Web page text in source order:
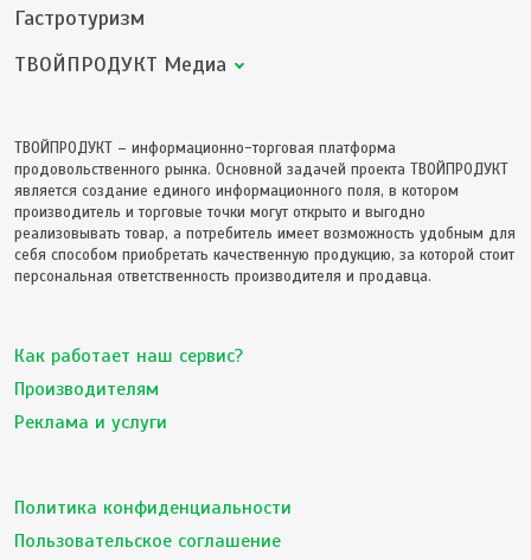
Гастротуризм
ТВОЙПРОДУКТ Медиа
ТВОЙПРОДУКТ – информационно-торговая платформа
продовольственного рынка. Основной задачей проекта ТВОЙПРОДУКТ
является создание единого информационного поля, в котором
производитель и торговые точки могут открыто и выгодно
реализовывать товар, а потребитель имеет возможность удобным для
себя способом приобретать качественную продукцию, за которой стоит
персональная ответственность производителя и продавца.
Как работает наш сервис?
Производителям
Реклама и услуги
Политика конфиденциальности
Пользовательское соглашение